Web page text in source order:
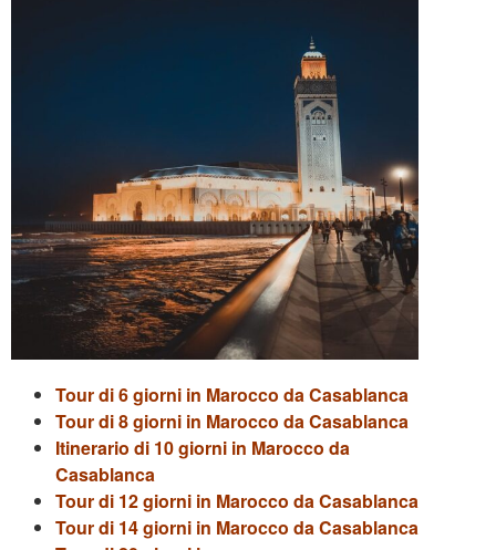
Tour di 6 giorni in Marocco da Casablanca
Tour di 8 giorni in Marocco da Casablanca
Itinerario di 10 giorni in Marocco da
Casablanca
Tour di 12 giorni in Marocco da Casablanca
Tour di 14 giorni in Marocco da Casablanca